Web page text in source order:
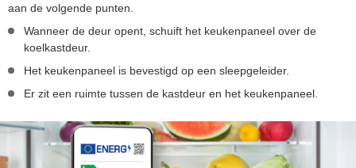
aan de volgende punten.
Wanneer de deur opent, schuift het keukenpaneel over de
koelkastdeur.
Het keukenpaneel is bevestigd op een sleepgeleider.
Er zit een ruimte tussen de kastdeur en het keukenpaneel.